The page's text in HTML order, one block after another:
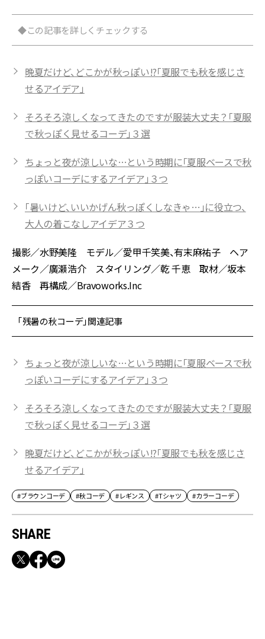
◆この記事を詳しくチェックする
晩夏だけど、どこかが秋っぽい!?「夏服でも秋を感じさ
せるアイデア」
そろそろ涼しくなってきたのですが服装大丈夫？「夏服
で秋っぽく見せるコーデ」３選
ちょっと夜が涼しいな…という時期に「夏服ベースで秋
っぽいコーデにするアイデア」３つ
「暑いけど、いいかげん秋っぽくしなきゃ…」に役立つ、
大人の着こなしアイデア３つ
撮影／水野美隆 モデル／愛甲千笑美、有末麻祐子 ヘア
メーク／廣瀬浩介 スタイリング／乾 千恵 取材／坂本
結香 再構成／Bravoworks.Inc
「残暑の秋コーデ」関連記事
ちょっと夜が涼しいな…という時期に「夏服ベースで秋
っぽいコーデにするアイデア」３つ
そろそろ涼しくなってきたのですが服装大丈夫？「夏服
で秋っぽく見せるコーデ」３選
晩夏だけど、どこかが秋っぽい!?「夏服でも秋を感じさ
せるアイデア」
#ブラウンコーデ #秋コーデ #レギンス #Tシャツ #カラーコーデ
SHARE